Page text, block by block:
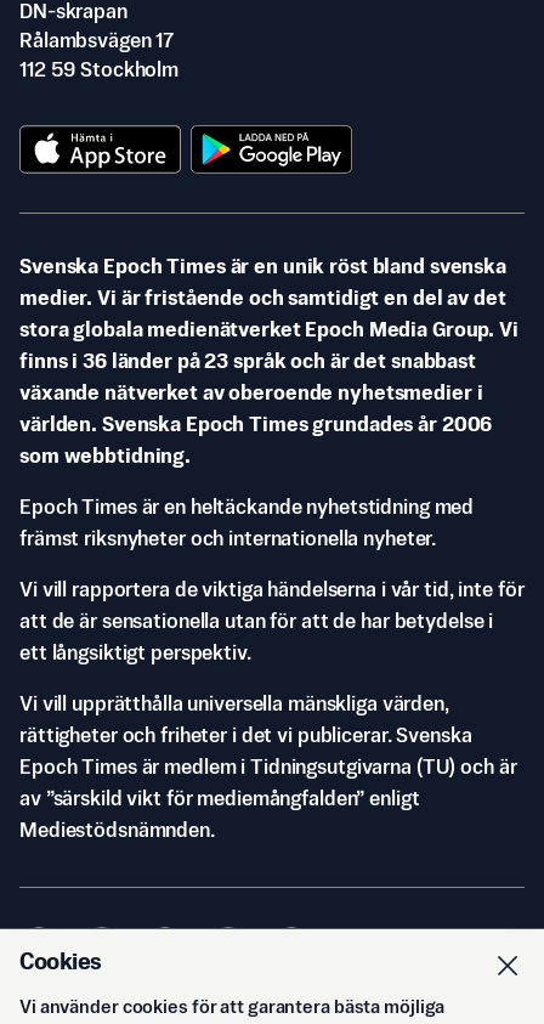
DN-skrapan
Rålambsvägen 17
112 59 Stockholm
Svenska Epoch Times är en unik röst bland svenska
medier. Vi är fristående och samtidigt en del av det
stora globala medienätverket Epoch Media Group. Vi
finns i 36 länder på 23 språk och är det snabbast
växande nätverket av oberoende nyhetsmedier i
världen. Svenska Epoch Times grundades år 2006
som webbtidning.
Epoch Times är en heltäckande nyhetstidning med
främst riksnyheter och internationella nyheter.
Vi vill rapportera de viktiga händelserna i vår tid, inte för
att de är sensationella utan för att de har betydelse i
ett långsiktigt perspektiv.
Vi vill upprätthålla universella mänskliga värden,
rättigheter och friheter i det vi publicerar. Svenska
Epoch Times är medlem i Tidningsutgivarna (TU) och är
av ”särskild vikt för mediemångfalden” enligt
Mediestödsnämnden.
© Svenska Epoch Times AB2026
Cookies
Vi använder cookies för att garantera bästa möjliga